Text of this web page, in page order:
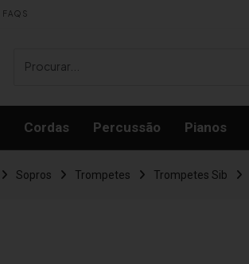
FAQS
Cordas Percussão Pianos
Sopros Trompetes Trompetes Sib